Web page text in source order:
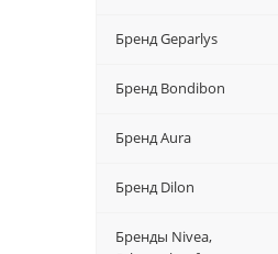
Бренд Geparlys
Бренд Bondibon
Бренд Aura
Бренд Dilon
Бренды Nivea,